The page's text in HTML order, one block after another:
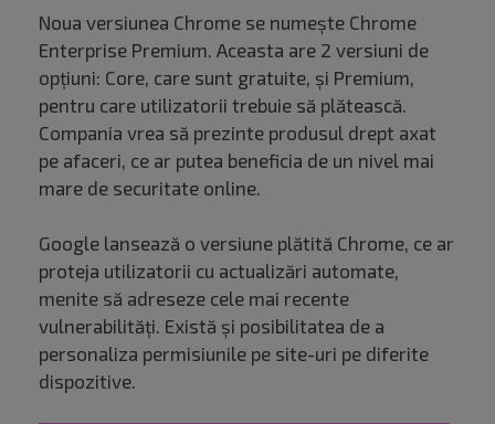
Noua versiunea Chrome se numește Chrome
Enterprise Premium. Aceasta are 2 versiuni de
opțiuni: Core, care sunt gratuite, și Premium,
pentru care utilizatorii trebuie să plătească.
Compania vrea să prezinte produsul drept axat
pe afaceri, ce ar putea beneficia de un nivel mai
mare de securitate online.
Google lansează o versiune plătită Chrome, ce ar
proteja utilizatorii cu actualizări automate,
menite să adreseze cele mai recente
vulnerabilități. Există și posibilitatea de a
personaliza permisiunile pe site-uri pe diferite
dispozitive.